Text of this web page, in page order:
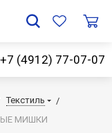
+7 (4912) 77-07-07
Текстиль
МИШКИ